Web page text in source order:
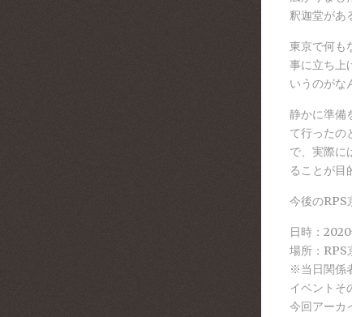
釈迦堂があ
東京で何も
事に立ち上
いうのがな
静かに準備
て行ったの
で、実際に
ることが目
今後のRPS
日時：
場所：RPS
※当日関係
イベントそ
今回アーカ